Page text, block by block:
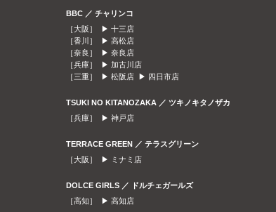
BBC ／ チャリンコ
［大阪］ ▶ 十三店
［香川］ ▶ 高松店
［奈良］ ▶ 奈良店
［兵庫］ ▶ 加古川店
［三重］ ▶ 松阪店 ▶ 四日市店
TSUKI NO KITANOZAKA ／ ツキノキタノザカ
［兵庫］ ▶ 神戸店
TERRACE GREEN ／ テラスグリーン
［大阪］ ▶
ミナミ店
DOLCE GIRLS ／ ドルチェガールズ
［高知］ ▶ 高知店